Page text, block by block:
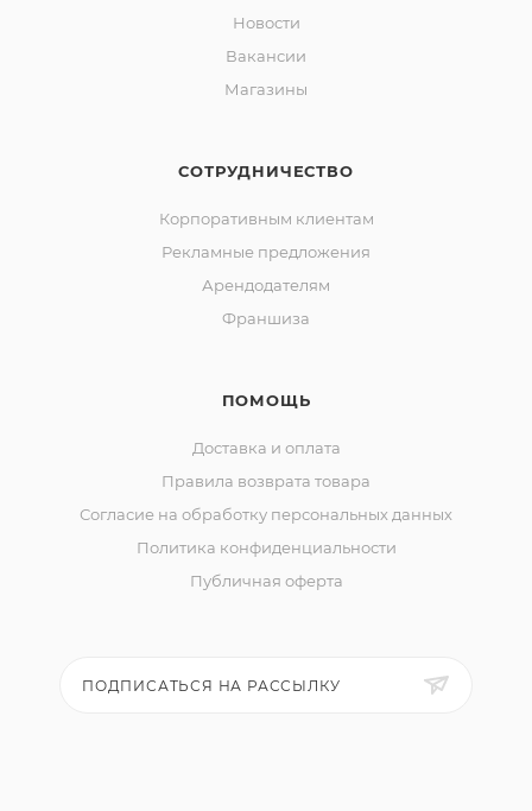
Новости
Вакансии
Магазины
СОТРУДНИЧЕСТВО
Корпоративным клиентам
Рекламные предложения
Арендодателям
Франшиза
ПОМОЩЬ
Доставка и оплата
Правила возврата товара
Согласие на обработку персональных данных
Политика конфиденциальности
Публичная оферта
ПОДПИСАТЬСЯ НА РАССЫЛКУ